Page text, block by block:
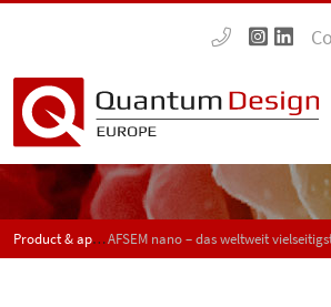
Product & application news - SPECTRUM